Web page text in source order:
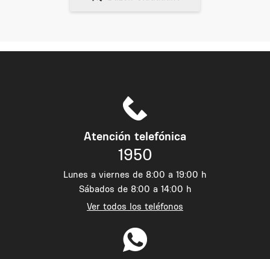
Atención telefónica
1950
Lunes a viernes de 8:00 a 19:00 h
Sábados de 8:00 a 14:00 h
Ver todos los teléfonos